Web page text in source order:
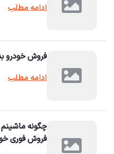
ادامه مطلب
فروش خودرو
ادامه مطلب
فروش فوری